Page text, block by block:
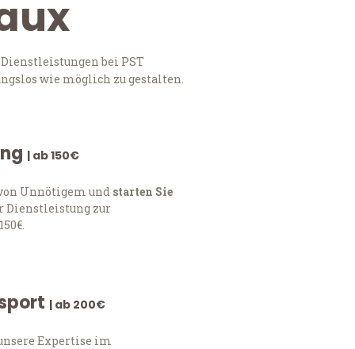
bei PST
wie möglich zu gestalten.
| ab 150€
Unnötigem und starten Sie
Dienstleistung zur
| ab 200€
Expertise im